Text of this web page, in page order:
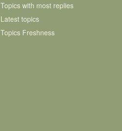
Topics with most replies
Latest topics
Topics Freshness